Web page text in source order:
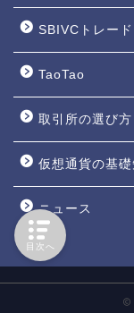
SBIVCトレード
TaoTao
取引所の選び方
仮想通貨の基礎
ニュース
目次へ